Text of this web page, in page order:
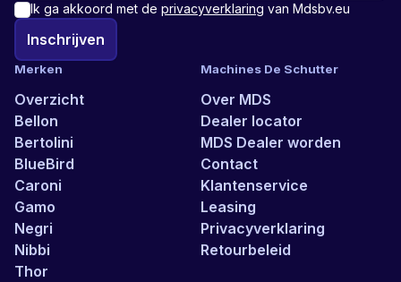
Merken
Overzicht
Bellon
Bertolini
BlueBird
Caroni
Gamo
Negri
Nibbi
Thor
Machines De Schutter
Over MDS
Dealer locator
MDS Dealer worden
Contact
Klantenservice
Leasing
Privacyverklaring
Retourbeleid
Ik ga akkoord met de privacyverklaring van Mdsbv.eu
Inschrijven